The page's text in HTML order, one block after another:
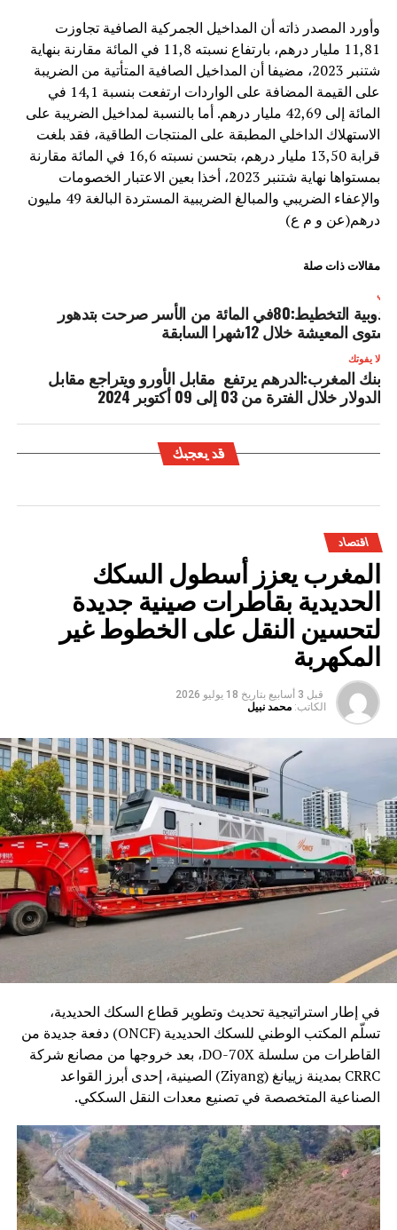
وأورد المصدر ذاته أن المداخيل الجمركية الصافية تجاوزت
11,81 مليار درهم، بارتفاع نسبته 11,8 في المائة مقارنة بنهاية
شتنبر 2023، مضيفا أن المداخيل الصافية المتأتية من الضريبة
على القيمة المضافة على الواردات ارتفعت بنسبة 14,1 في
المائة إلى 42,69 مليار درهم. أما بالنسبة لمداخيل الضريبة على
الاستهلاك الداخلي المطبقة على المنتجات الطاقية، فقد بلغت
قرابة 13,50 مليار درهم، بتحسن نسبته 16,6 في المائة مقارنة
بمستواها نهاية شتنبر 2023، أخذا بعين الاعتبار الخصومات
والإعفاء الضريبي والمبالغ الضريبية المستردة البالغة 49 مليون
درهم(عن و م ع)
مقالات ذات صلة
مندوبية التخطيط:80في المائة من الأسر صرحت بتدهور
المعيشة خلال 12شهرا السابقة
لا يفوتك
بنك المغرب:الدرهم يرتفع مقابل الأورو ويتراجع مقابل
الدولار خلال الفترة من 03 إلى 09 أكتوبر 2024
قد يعجبك
اقتصاد
المغرب يعزز أسطول السكك
الحديدية بقاطرات صينية جديدة
لتحسين النقل على الخطوط غير
المكهربة
قبل 3 أسابيع بتاريخ 18 يوليو 2026
الكاتب: محمد نبيل
في إطار استراتيجية تحديث وتطوير قطاع السكك الحديدية،
تسلّم المكتب الوطني للسكك الحديدية (ONCF) دفعة جديدة من
القاطرات من سلسلة DO-70X، بعد خروجها من مصانع شركة
CRRC بمدينة زييانغ (Ziyang) الصينية، إحدى أبرز القواعد
الصناعية المتخصصة في تصنيع معدات النقل السككي.